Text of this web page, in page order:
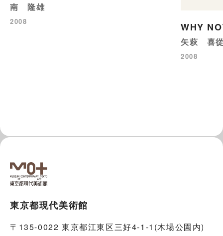
南 隆雄
2008 WHY
矢萩 喜
2008
東京都現代美術館
〒135-0022 東京都江東区三好4-1-1(木場公園内)